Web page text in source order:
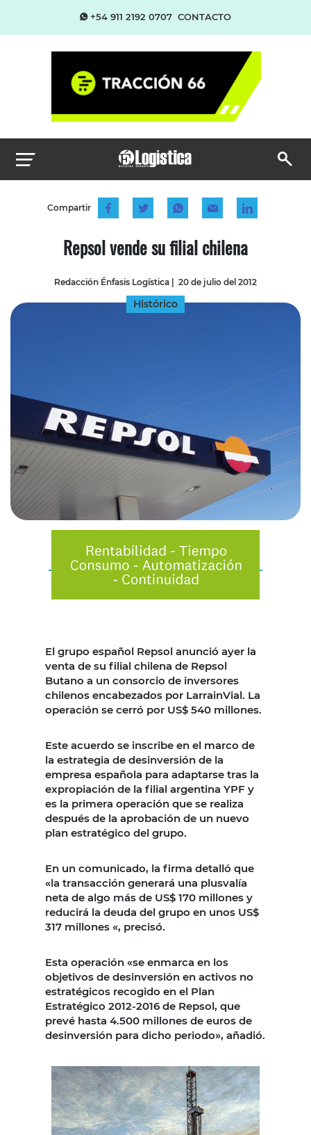
+54 911 2192 0707 CONTACTO
Compartir
Repsol vende su filial chilena
Redacción Énfasis Logística | 20 de julio del 2012
Histórico
El grupo español Repsol anunció ayer la
venta de su filial chilena de Repsol
Butano a un consorcio de inversores
chilenos encabezados por LarrainVial. La
operación se cerró por US$ 540 millones.
Este acuerdo se inscribe en el marco de
la estrategia de desinversión de la
empresa española para adaptarse tras la
expropiación de la filial argentina YPF y
es la primera operación que se realiza
después de la aprobación de un nuevo
plan estratégico del grupo.
En un comunicado, la firma detalló que
«la transacción generará una plusvalía
neta de algo más de US$ 170 millones y
reducirá la deuda del grupo en unos US$
317 millones «, precisó.
Esta operación «se enmarca en los
objetivos de desinversión en activos no
estratégicos recogido en el Plan
Estratégico 2012-2016 de Repsol, que
prevé hasta 4.500 millones de euros de
desinversión para dicho periodo», añadió.